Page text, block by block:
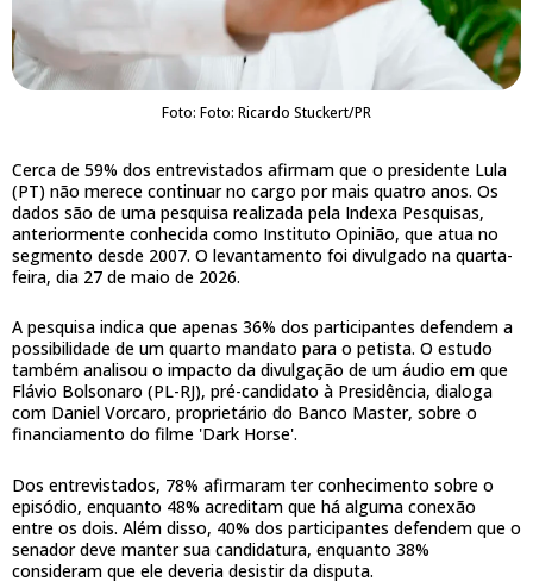
Foto: Foto: Ricardo Stuckert/PR
Cerca de 59% dos entrevistados afirmam que o presidente Lula
(PT) não merece continuar no cargo por mais quatro anos. Os
dados são de uma pesquisa realizada pela Indexa Pesquisas,
anteriormente conhecida como Instituto Opinião, que atua no
segmento desde 2007. O levantamento foi divulgado na quarta-
feira, dia 27 de maio de 2026.
A pesquisa indica que apenas 36% dos participantes defendem a
possibilidade de um quarto mandato para o petista. O estudo
também analisou o impacto da divulgação de um áudio em que
Flávio Bolsonaro (PL-RJ), pré-candidato à Presidência, dialoga
com Daniel Vorcaro, proprietário do Banco Master, sobre o
financiamento do filme 'Dark Horse'.
Dos entrevistados, 78% afirmaram ter conhecimento sobre o
episódio, enquanto 48% acreditam que há alguma conexão
entre os dois. Além disso, 40% dos participantes defendem que o
senador deve manter sua candidatura, enquanto 38%
consideram que ele deveria desistir da disputa.